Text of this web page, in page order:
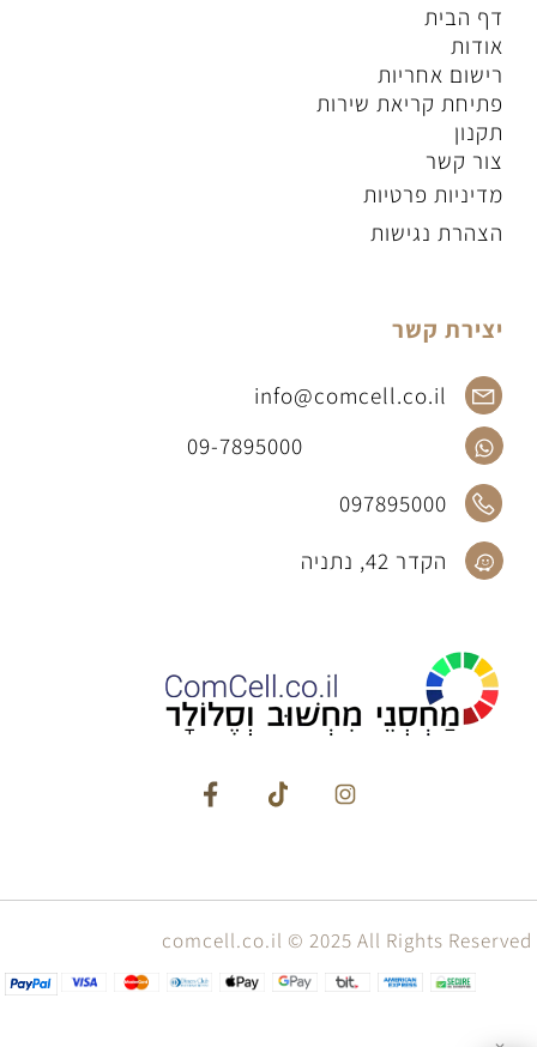
דף הבית
אודות
רישום אחריות
פתיחת קריאת שירות
תקנון
צור קשר
מדיניות פרטיות
הצהרת נגישות
יצירת קשר
info@comcell.co.il
09-7895000
097895000
הקדר 42, נתניה
comcell.co.il © 2025 All Rights Reserved